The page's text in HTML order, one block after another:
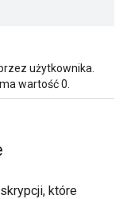
użytkownika.
wartość 0.
które